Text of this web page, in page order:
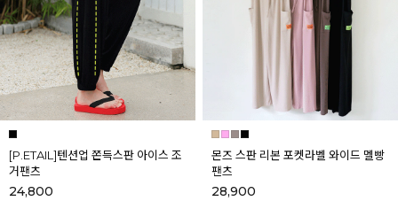
[P.ETAIL]텐션업 쫀득스판 아이스 조
거팬츠
24,800
몬즈 스판 리본 포켓라벨 와이드 멜빵
팬츠
28,900